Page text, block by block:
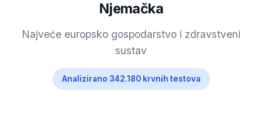
Njemačka
Najveće europsko gospodarstvo i zdravstveni
sustav
Analizirano 342.180 krvnih testova